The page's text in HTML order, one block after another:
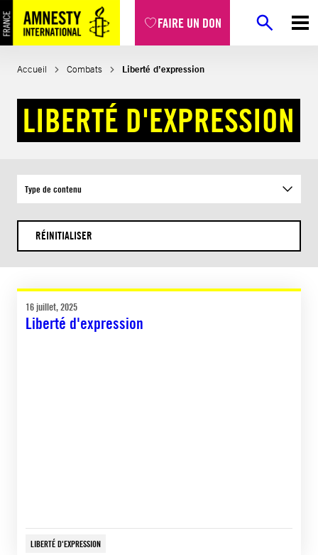
FAIRE UN DON
Aller
au
contenu
Accueil Combats Liberté d’expression
LIBERTÉ D'EXPRESSION
Type de contenu
RÉINITIALISER
16 juillet, 2025
Liberté d'expression
LIBERTÉ D'EXPRESSION